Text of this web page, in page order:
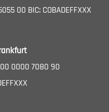
00 BIC: COBADEFFXXX
0000 7080 90